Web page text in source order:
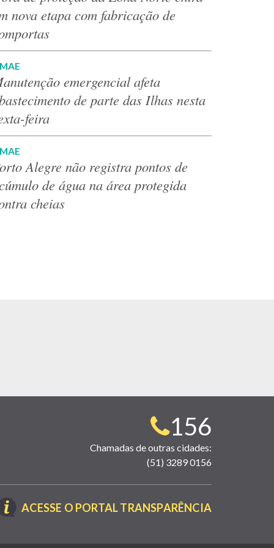
nova etapa com fabricação de
emergencial afeta
de parte das Ilhas nesta
feira
Alegre não registra pontos de
de água na área protegida
cheias
Telefone
para
contato:
156
Chamadas de outras cidades:
(51) 3289 0156
ACESSE O PORTAL TRANSPARÊNCIA(LINK